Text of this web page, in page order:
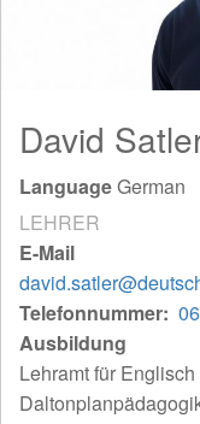
David
LanguageGerman
LEHRER
E-Mail
Telefonnummer
Ausbildung
Lehramt für